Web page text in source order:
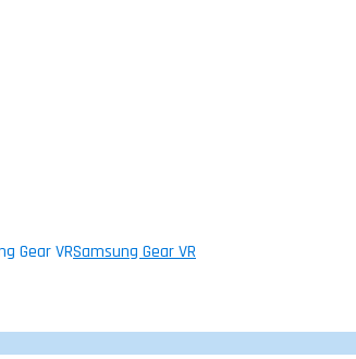
Gear VRSamsung Gear VR